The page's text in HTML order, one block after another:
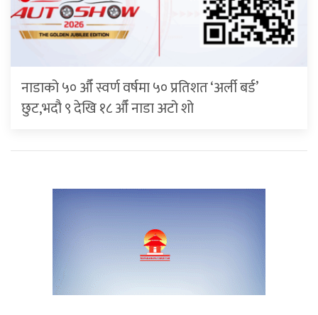
नाडाको ५० औँ स्वर्ण वर्षमा ५० प्रतिशत ‘अर्ली बर्ड’
छुट,भदौ ९ देखि १८ औँ नाडा अटो शो